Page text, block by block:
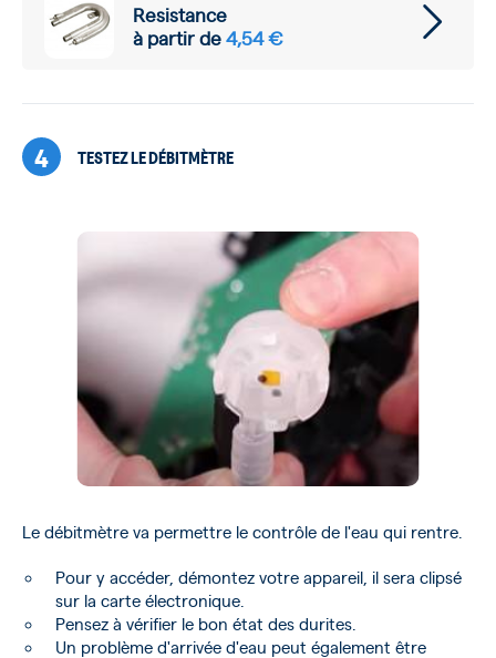
Resistance
à partir de4,54 €
4 TESTEZ LE DÉBITMÈTRE
Le débitmètre va permettre le contrôle de l'eau qui rentre.
Pour y accéder, démontez votre appareil, il sera clipsé
sur la carte électronique.
Pensez à vérifier le bon état des durites.
Un problème d'arrivée d'eau peut également être